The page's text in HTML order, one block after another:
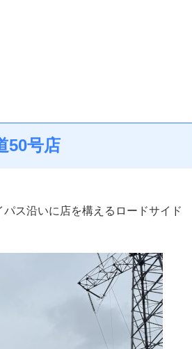
50号店
ス沿いに店を構えるロードサイド